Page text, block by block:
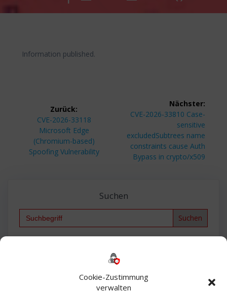
Cookie-Zustimmung
verwalten
Information published.
Zurück:
Vorheriger
Beitrag:
CVE-2026-33118
Microsoft Edge
(Chromium-based)
Spoofing Vulnerability
Nächster:
Nächster
CVE-2026-33810 Case-
sensitive
excludedSubtrees name
constraints cause Auth
Bypass in crypto/x509
Suchen
Search
Bautagebuch
Exchange firewall Fritzbox
Microsoft